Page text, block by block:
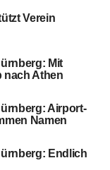
Verein
Mit
nach Athen
Airport-
Namen
Endlich